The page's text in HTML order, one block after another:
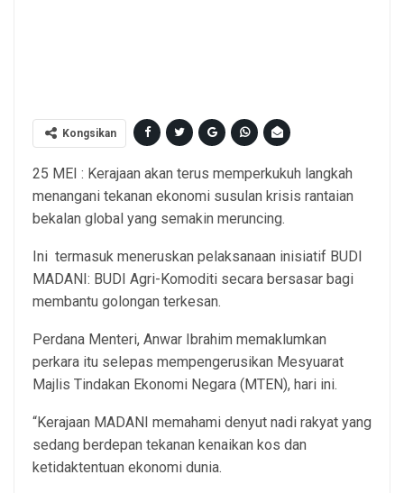
Kongsikan
25 MEI : Kerajaan akan terus memperkukuh langkah
menangani tekanan ekonomi susulan krisis rantaian
bekalan global yang semakin meruncing.
Ini termasuk meneruskan pelaksanaan inisiatif BUDI
MADANI: BUDI Agri-Komoditi secara bersasar bagi
membantu golongan terkesan.
Perdana Menteri, Anwar Ibrahim memaklumkan
perkara itu selepas mempengerusikan Mesyuarat
Majlis Tindakan Ekonomi Negara (MTEN), hari ini.
“Kerajaan MADANI memahami denyut nadi rakyat yang
sedang berdepan tekanan kenaikan kos dan
ketidaktentuan ekonomi dunia.